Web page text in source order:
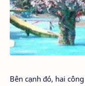
Bên cạnh đó, hai